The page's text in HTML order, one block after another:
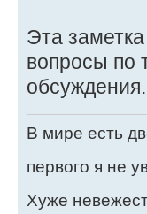
Эта
вопроcы по
обсуждения.
В мире есть
первого я не
Хуже